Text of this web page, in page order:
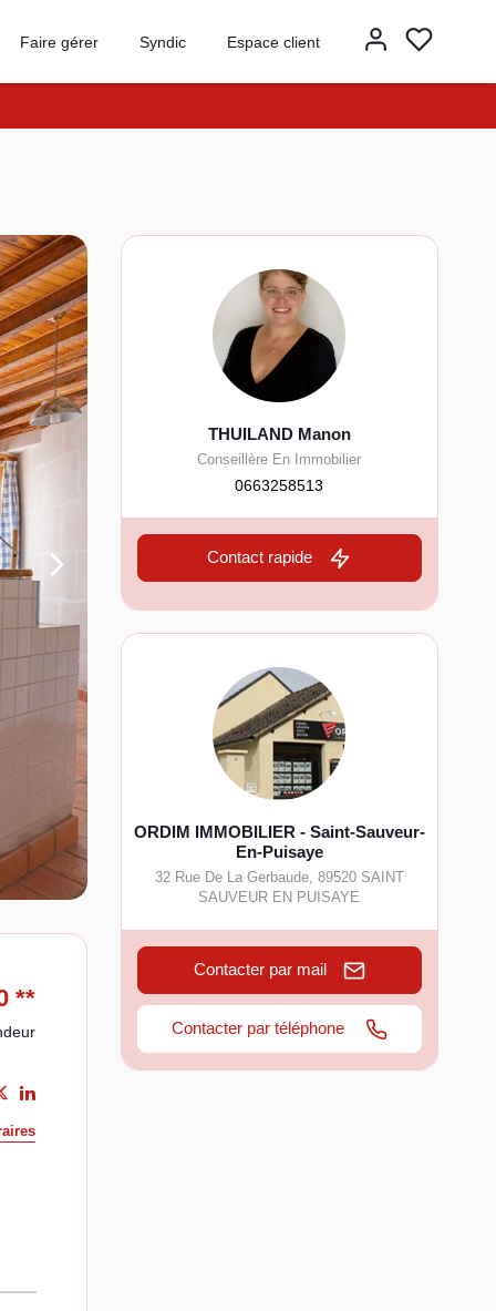
Faire gérer Syndic Espace client
**
THUILAND Manon
Conseillère En Immobilier
0663258513
Contact rapide
ORDIM IMMOBILIER - Saint-Sauveur-
En-Puisaye
32 Rue De La Gerbaude, 89520 SAINT
SAUVEUR EN PUISAYE
Contacter par mail
Contacter par téléphone